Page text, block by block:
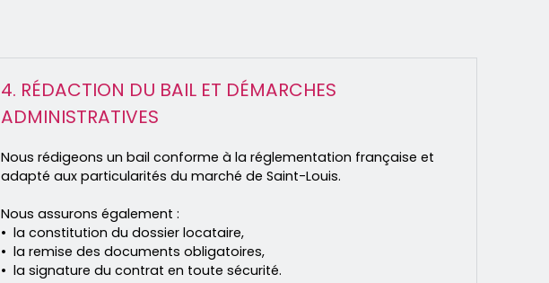
4. RÉDACTION DU BAIL ET DÉMARCHES
ADMINISTRATIVES
Nous rédigeons un bail conforme à la réglementation française et
adapté aux particularités du marché de Saint-Louis.
Nous assurons également :
la constitution du dossier locataire,
la remise des documents obligatoires,
la signature du contrat en toute sécurité.